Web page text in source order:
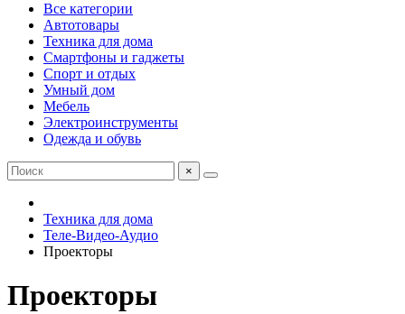
Все категории
Автотовары
Техника для дома
Смартфоны и гаджеты
Спорт и отдых
Умный дом
Мебель
Электроинструменты
Одежда и обувь
×
Техника для дома
Теле-Видео-Аудио
Проекторы
Проекторы